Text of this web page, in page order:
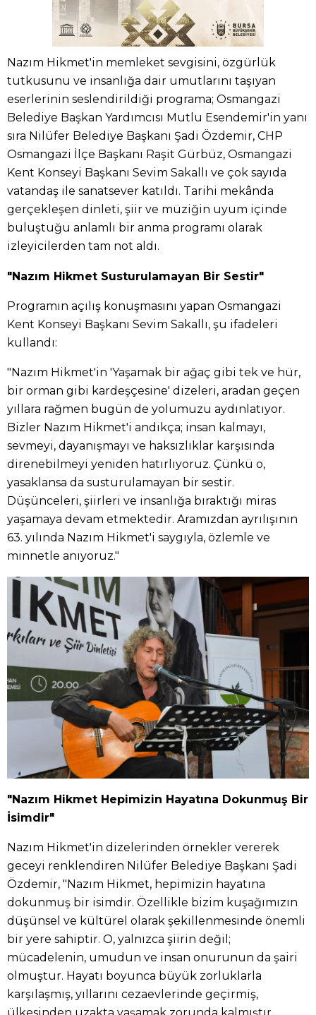
Nazım Hikmet'in memleket sevgisini, özgürlük
tutkusunu ve insanlığa dair umutlarını taşıyan
eserlerinin seslendirildiği programa; Osmangazi
Belediye Başkan Yardımcısı Mutlu Esendemir'in yanı
sıra Nilüfer Belediye Başkanı Şadi Özdemir, CHP
Osmangazi İlçe Başkanı Raşit Gürbüz, Osmangazi
Kent Konseyi Başkanı Sevim Sakallı ve çok sayıda
vatandaş ile sanatsever katıldı. Tarihi mekânda
gerçekleşen dinleti, şiir ve müziğin uyum içinde
buluştuğu anlamlı bir anma programı olarak
izleyicilerden tam not aldı.
"Nazım Hikmet Susturulamayan Bir Sestir"
Programın açılış konuşmasını yapan Osmangazi
Kent Konseyi Başkanı Sevim Sakallı, şu ifadeleri
kullandı:
"Nazım Hikmet'in 'Yaşamak bir ağaç gibi tek ve hür,
bir orman gibi kardeşçesine' dizeleri, aradan geçen
yıllara rağmen bugün de yolumuzu aydınlatıyor.
Bizler Nazım Hikmet'i andıkça; insan kalmayı,
sevmeyi, dayanışmayı ve haksızlıklar karşısında
direnebilmeyi yeniden hatırlıyoruz. Çünkü o,
yasaklansa da susturulamayan bir sestir.
Düşünceleri, şiirleri ve insanlığa bıraktığı miras
yaşamaya devam etmektedir. Aramızdan ayrılışının
63. yılında Nazım Hikmet'i saygıyla, özlemle ve
minnetle anıyoruz."
"Nazım Hikmet Hepimizin Hayatına Dokunmuş Bir
İsimdir"
Nazım Hikmet'in dizelerinden örnekler vererek
geceyi renklendiren Nilüfer Belediye Başkanı Şadi
Özdemir, "Nazım Hikmet, hepimizin hayatına
dokunmuş bir isimdir. Özellikle bizim kuşağımızın
düşünsel ve kültürel olarak şekillenmesinde önemli
bir yere sahiptir. O, yalnızca şiirin değil;
mücadelenin, umudun ve insan onurunun da şairi
olmuştur. Hayatı boyunca büyük zorluklarla
karşılaşmış, yıllarını cezaevlerinde geçirmiş,